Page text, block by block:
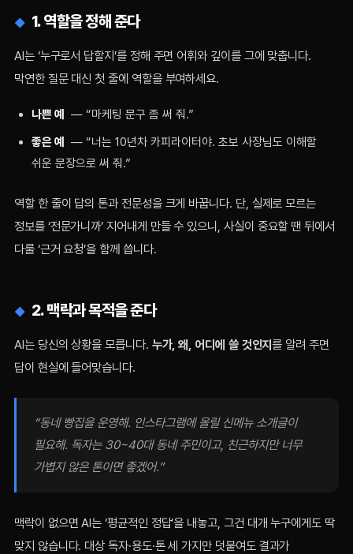
1. 역할을 정해 준다
AI는 ‘누구로서 답할지’를 정해 주면 어휘와 깊이를 그에 맞춥니다.
막연한 질문 대신 첫 줄에 역할을 부여하세요.
나쁜 예
— “마케팅 문구 좀 써 줘.”
좋은 예
— “너는 10년차 카피라이터야. 초보 사장님도 이해할
쉬운 문장으로 써 줘.”
역할 한 줄이 답의 톤과 전문성을 크게 바꿉니다. 단, 실제로 모르는
정보를 ‘전문가니까’ 지어내게 만들 수 있으니, 사실이 중요할 땐 뒤에서
다룰 ‘근거 요청’을 함께 씁니다.
2. 맥락과 목적을 준다
AI는 당신의 상황을 모릅니다. 누가, 왜, 어디에 쓸 것인지를 알려 주면
답이 현실에 들어맞습니다.
“동네 빵집을 운영해. 인스타그램에 올릴 신메뉴 소개글이
필요해. 독자는 30~40대 동네 주민이고, 친근하지만 너무
가볍지 않은 톤이면 좋겠어.”
맥락이 없으면 AI는 ‘평균적인 정답’을 내놓고, 그건 대개 누구에게도 딱
맞지 않습니다. 대상 독자·용도·톤 세 가지만 덧붙여도 결과가